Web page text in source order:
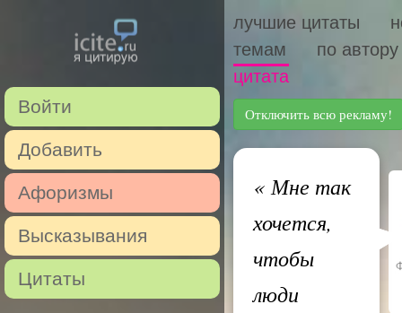
Войти
Добавить
Афоризмы
Высказывания
Цитаты
лучшие цитаты
темам
по автору
цитата
Отключить всю рекламу!
«Мне так
хочется,
чтобы
люди